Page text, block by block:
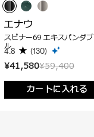
¥59,400
¥41,580
カートに入れる
エナウ
スピナー69 エキスパンダブ
ル
4.8 (130)